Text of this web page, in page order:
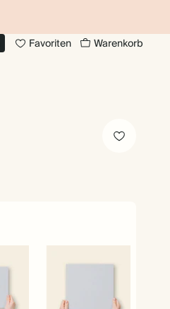
Favoriten Warenkorb